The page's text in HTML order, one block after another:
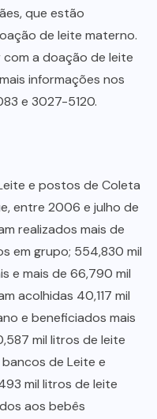
que estão
de leite materno.
a doação de leite
informações nos
e 3027-5120.
e postos de Coleta
entre 2006 e julho de
realizados mais de
em grupo; 554,830 mil
e mais de 66,790 mil
acolhidas 40,117 mil
e beneficiados mais
mil litros de leite
de Leite e
mil litros de leite
aos bebês